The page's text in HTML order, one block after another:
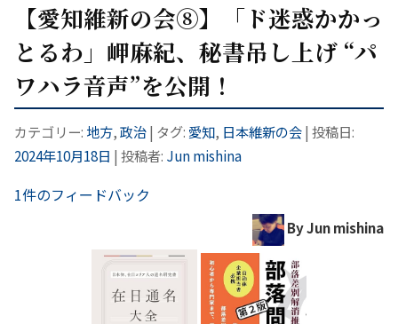
【愛知維新の会⑧】「ド迷惑かかっ
とるわ」岬麻紀、秘書吊し上げ “パ
ワハラ音声”を公開！
カテゴリー: 地方,政治| タグ: 愛知, 日本維新の会| 投稿日:
2024年10月18日 | 投稿者: Jun mishina
1件のフィードバック
By Jun mishina